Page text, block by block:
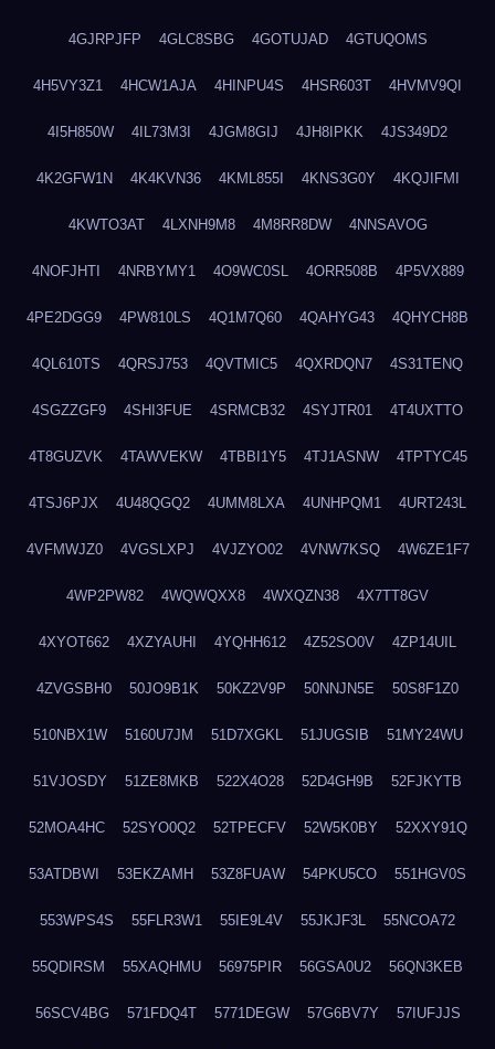
4GJRPJFP 4GLC8SBG 4GOTUJAD 4GTUQOMS
4H5VY3Z1 4HCW1AJA 4HINPU4S 4HSR603T 4HVMV9QI
4I5H850W 4IL73M3I 4JGM8GIJ 4JH8IPKK 4JS349D2
4K2GFW1N 4K4KVN36 4KML855I 4KNS3G0Y 4KQJIFMI
4KWTO3AT 4LXNH9M8 4M8RR8DW 4NNSAVOG
4NOFJHTI 4NRBYMY1 4O9WC0SL 4ORR508B 4P5VX889
4PE2DGG9 4PW810LS 4Q1M7Q60 4QAHYG43 4QHYCH8B
4QL610TS 4QRSJ753 4QVTMIC5 4QXRDQN7 4S31TENQ
4SGZZGF9 4SHI3FUE 4SRMCB32 4SYJTR01 4T4UXTTO
4T8GUZVK 4TAWVEKW 4TBBI1Y5 4TJ1ASNW 4TPTYC45
4TSJ6PJX 4U48QGQ2 4UMM8LXA 4UNHPQM1 4URT243L
4VFMWJZ0 4VGSLXPJ 4VJZYO02 4VNW7KSQ 4W6ZE1F7
4WP2PW82 4WQWQXX8 4WXQZN38 4X7TT8GV
4XYOT662 4XZYAUHI 4YQHH612 4Z52SO0V 4ZP14UIL
4ZVGSBH0 50JO9B1K 50KZ2V9P 50NNJN5E 50S8F1Z0
510NBX1W 5160U7JM 51D7XGKL 51JUGSIB 51MY24WU
51VJOSDY 51ZE8MKB 522X4O28 52D4GH9B 52FJKYTB
52MOA4HC 52SYO0Q2 52TPECFV 52W5K0BY 52XXY91Q
53ATDBWI 53EKZAMH 53Z8FUAW 54PKU5CO 551HGV0S
553WPS4S 55FLR3W1 55IE9L4V 55JKJF3L 55NCOA72
55QDIRSM 55XAQHMU 56975PIR 56GSA0U2 56QN3KEB
56SCV4BG 571FDQ4T 5771DEGW 57G6BV7Y 57IUFJJS